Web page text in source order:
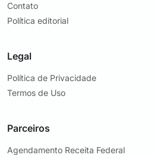
Contato
Política editorial
Legal
Política de Privacidade
Termos de Uso
Parceiros
Agendamento Receita Federal